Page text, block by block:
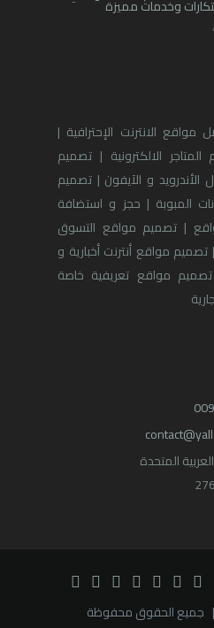
وخدمات مميزة
الانترنت الإحترافية |
الالكترونية | تصميم
الأندرويد و الآيفون | تصميم
المبوبة | حجز و استضافة
| تصميم مواقع التسوق
تصميم مواقع أنترنت أخبارية و
مواقع تعريفية خاصة
المتحدة